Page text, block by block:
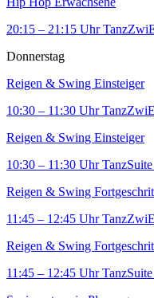
20:15 – 21:15 Uhr
Donnerstag
Reigen & Swing Einsteiger
10:30 – 11:30 Uhr
Reigen & Swing Einsteiger
10:30 – 11:30 Uhr
Reigen & Swing
11:45 – 12:45 Uhr
Reigen & Swing
11:45 – 12:45 Uhr